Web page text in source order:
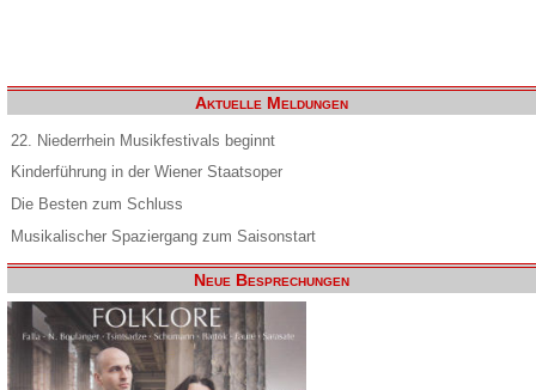
Aktuelle Meldungen
22. Niederrhein Musikfestivals beginnt
Kinderführung in der Wiener Staatsoper
Die Besten zum Schluss
Musikalischer Spaziergang zum Saisonstart
Neue Besprechungen